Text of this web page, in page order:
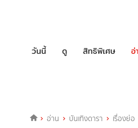
วันนี้ ดู สิทธิพิเศษ อ่
อ่าน บันเทิงดารา เรื่องย่อ